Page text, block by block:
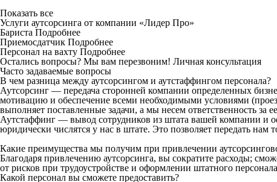
Показать все
Услуги аутсорсинга от компании «Лидер Про»
Бариста Подробнее
Приемосдатчик Подробнее
Персонал на вахту Подробнее
Остались вопросы? Мы вам перезвоним! Личная консультация
Часто задаваемые вопросы
В чем разница между аутсорсингом и аутстаффингом персонала?
Аутсорсинг — передача сторонней компании определенных
мотивацию и обеспечение всеми необходимыми условиями
выполняет поставленные задачи, а мы несем ответственность за
Аутстаффинг — вывод сотрудников из штата вашей компании и
юридически числятся у нас в штате. Это позволяет передать
Какие преимущества мы получим при привлечении
Благодаря привлечению аутсорсинга, вы сократите расходы;
от рисков при трудоустройстве и оформлении штатного
Какой персонал вы сможете предоставить?